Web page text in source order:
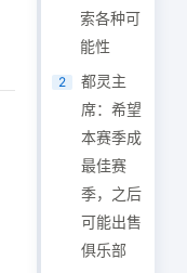
索各种可
能性
2
都灵主
席：希望
本赛季成
最佳赛
季，之后
可能出售
俱乐部